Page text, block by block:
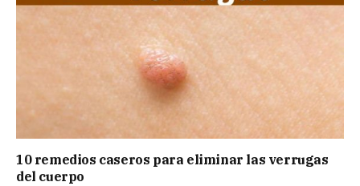
10 remedios caseros para eliminar las verrugas
del cuerpo